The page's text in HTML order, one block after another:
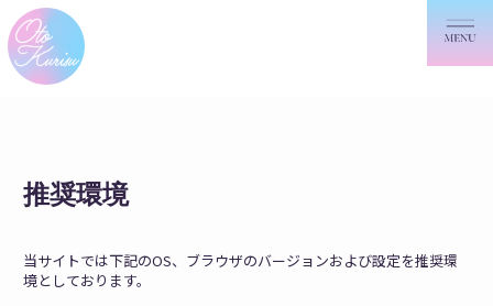
推奨環境
当サイトでは下記のOS、ブラウザのバージョンおよび設定を推奨環
境としております。